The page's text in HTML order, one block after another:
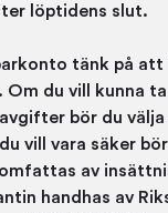
löptidens slut.
tänk på att
du vill kunna
bör du
vill vara säker
av
handhas av